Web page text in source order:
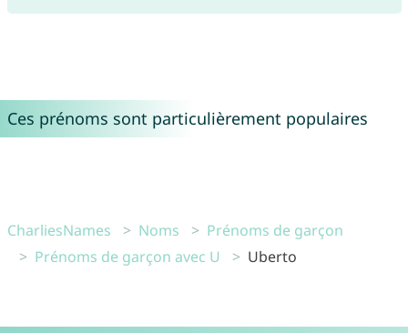
Ces prénoms sont particulièrement populaires
CharliesNames Noms
Prénoms de garçon
Prénoms de garçon avec U
Uberto